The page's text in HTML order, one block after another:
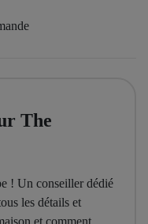
The
! Un conseiller dédié
les détails et
et comment